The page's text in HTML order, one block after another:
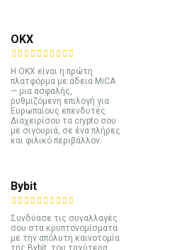
ΟΚΧ
Η OKX είναι η πρώτη
πλατφόρμα με άδεια MiCA
— μια ασφαλής,
ρυθμιζόμενη επιλογή για
Ευρωπαίους επενδυτές.
Διαχειρίσου τα crypto σου
με σιγουριά, σε ένα πλήρες
και φιλικό περιβάλλον.
Bybit
Συνδύασε τις συναλλαγές
σου στα κρυπτονομίσματα
με την απόλυτη καινοτομία
της Bybit, του ταχύτερα